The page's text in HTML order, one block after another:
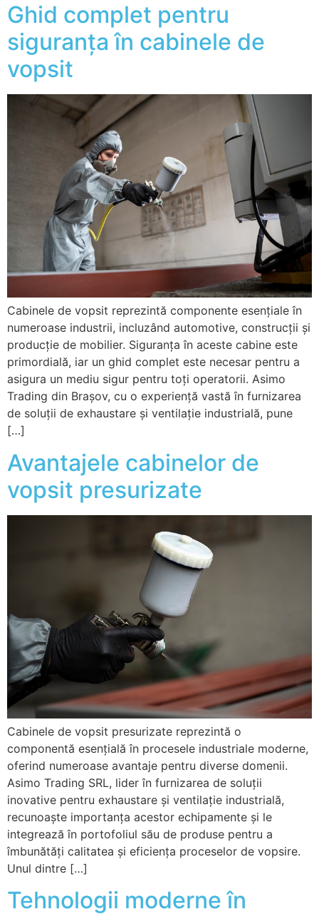
Ghid complet pentru
siguranța în cabinele de
vopsit
Cabinele de vopsit reprezintă componente esențiale în
numeroase industrii, incluzând automotive, construcții și
producție de mobilier. Siguranța în aceste cabine este
primordială, iar un ghid complet este necesar pentru a
asigura un mediu sigur pentru toți operatorii. Asimo
Trading din Brașov, cu o experiență vastă în furnizarea
de soluții de exhaustare și ventilație industrială, pune
[…]
Avantajele cabinelor de
vopsit presurizate
Cabinele de vopsit presurizate reprezintă o
componentă esențială în procesele industriale moderne,
oferind numeroase avantaje pentru diverse domenii.
Asimo Trading SRL, lider în furnizarea de soluții
inovative pentru exhaustare și ventilație industrială,
recunoaște importanța acestor echipamente și le
integrează în portofoliul său de produse pentru a
îmbunătăți calitatea și eficiența proceselor de vopsire.
Unul dintre […]
Tehnologii moderne în